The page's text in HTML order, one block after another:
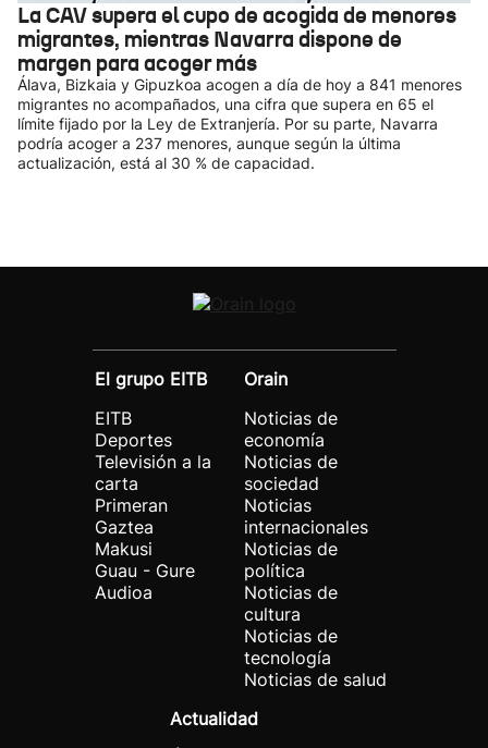
La CAV supera el cupo de acogida de menores
migrantes, mientras Navarra dispone de
margen para acoger más
Álava, Bizkaia y Gipuzkoa acogen a día de hoy a 841 menores
migrantes no acompañados, una cifra que supera en 65 el
límite fijado por la Ley de Extranjería. Por su parte, Navarra
podría acoger a 237 menores, aunque según la última
actualización, está al 30 % de capacidad.
El grupo EITB
EITB
Deportes
Televisión a la
carta
Primeran
Gaztea
Makusi
Guau - Gure
Audioa
Orain
Noticias de
economía
Noticias de
sociedad
Noticias
internacionales
Noticias de
política
Noticias de
cultura
Noticias de
tecnología
Noticias de salud
Actualidad